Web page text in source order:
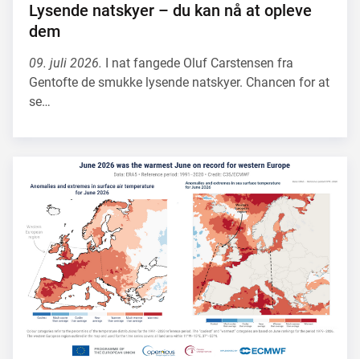
Lysende natskyer – du kan nå at opleve
dem
09. juli 2026. I nat fangede Oluf Carstensen fra
Gentofte de smukke lysende natskyer. Chancen for at
se…